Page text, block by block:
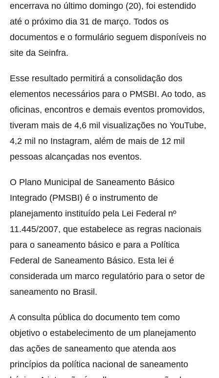
encerrava no último domingo (20), foi estendido
até o próximo dia 31 de março. Todos os
documentos e o formulário seguem disponíveis no
site da Seinfra.
Esse resultado permitirá a consolidação dos
elementos necessários para o PMSBI. Ao todo, as
oficinas, encontros e demais eventos promovidos,
tiveram mais de 4,6 mil visualizações no YouTube,
4,2 mil no Instagram, além de mais de 12 mil
pessoas alcançadas nos eventos.
O Plano Municipal de Saneamento Básico
Integrado (PMSBI) é o instrumento de
planejamento instituído pela Lei Federal nº
11.445/2007, que estabelece as regras nacionais
para o saneamento básico e para a Política
Federal de Saneamento Básico. Esta lei é
considerada um marco regulatório para o setor de
saneamento no Brasil.
A consulta pública do documento tem como
objetivo o estabelecimento de um planejamento
das ações de saneamento que atenda aos
princípios da política nacional de saneamento